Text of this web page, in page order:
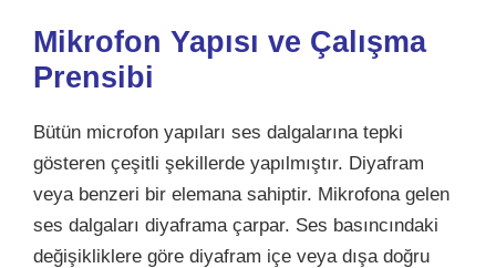
Mikrofon Yapısı ve Çalışma
Prensibi
Bütün microfon yapıları ses dalgalarına tepki
gösteren çeşitli şekillerde yapılmıştır. Diyafram
veya benzeri bir elemana sahiptir. Mikrofona gelen
ses dalgaları diyaframa çarpar. Ses basıncındaki
değişikliklere göre diyafram içe veya dışa doğru